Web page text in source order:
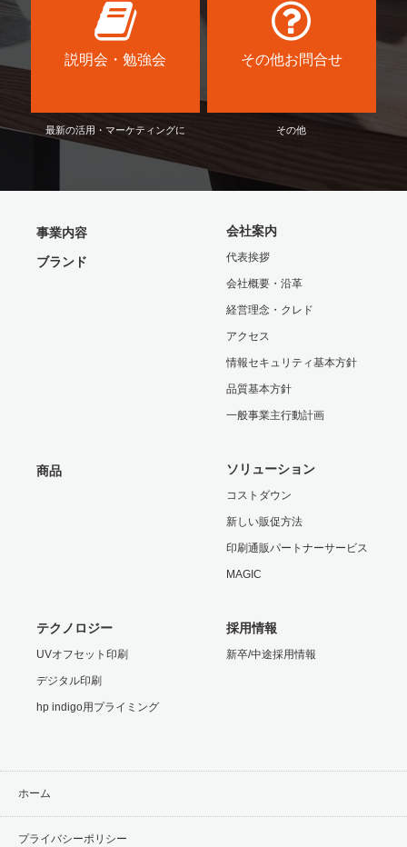
説明会・勉強会
最新の活用・マーケティングに
その他お問合せ
その他
事業内容
ブランド
会社案内
代表挨拶
会社概要・沿革
経営理念・クレド
アクセス
情報セキュリティ基本方針
品質基本方針
一般事業主行動計画
商品 ソリューション
コストダウン
新しい販促方法
印刷通販パートナーサービス
MAGIC
テクノロジー
UVオフセット印刷
デジタル印刷
hp indigo用プライミング
採用情報
新卒/中途採用情報
ホーム
プライバシーポリシー